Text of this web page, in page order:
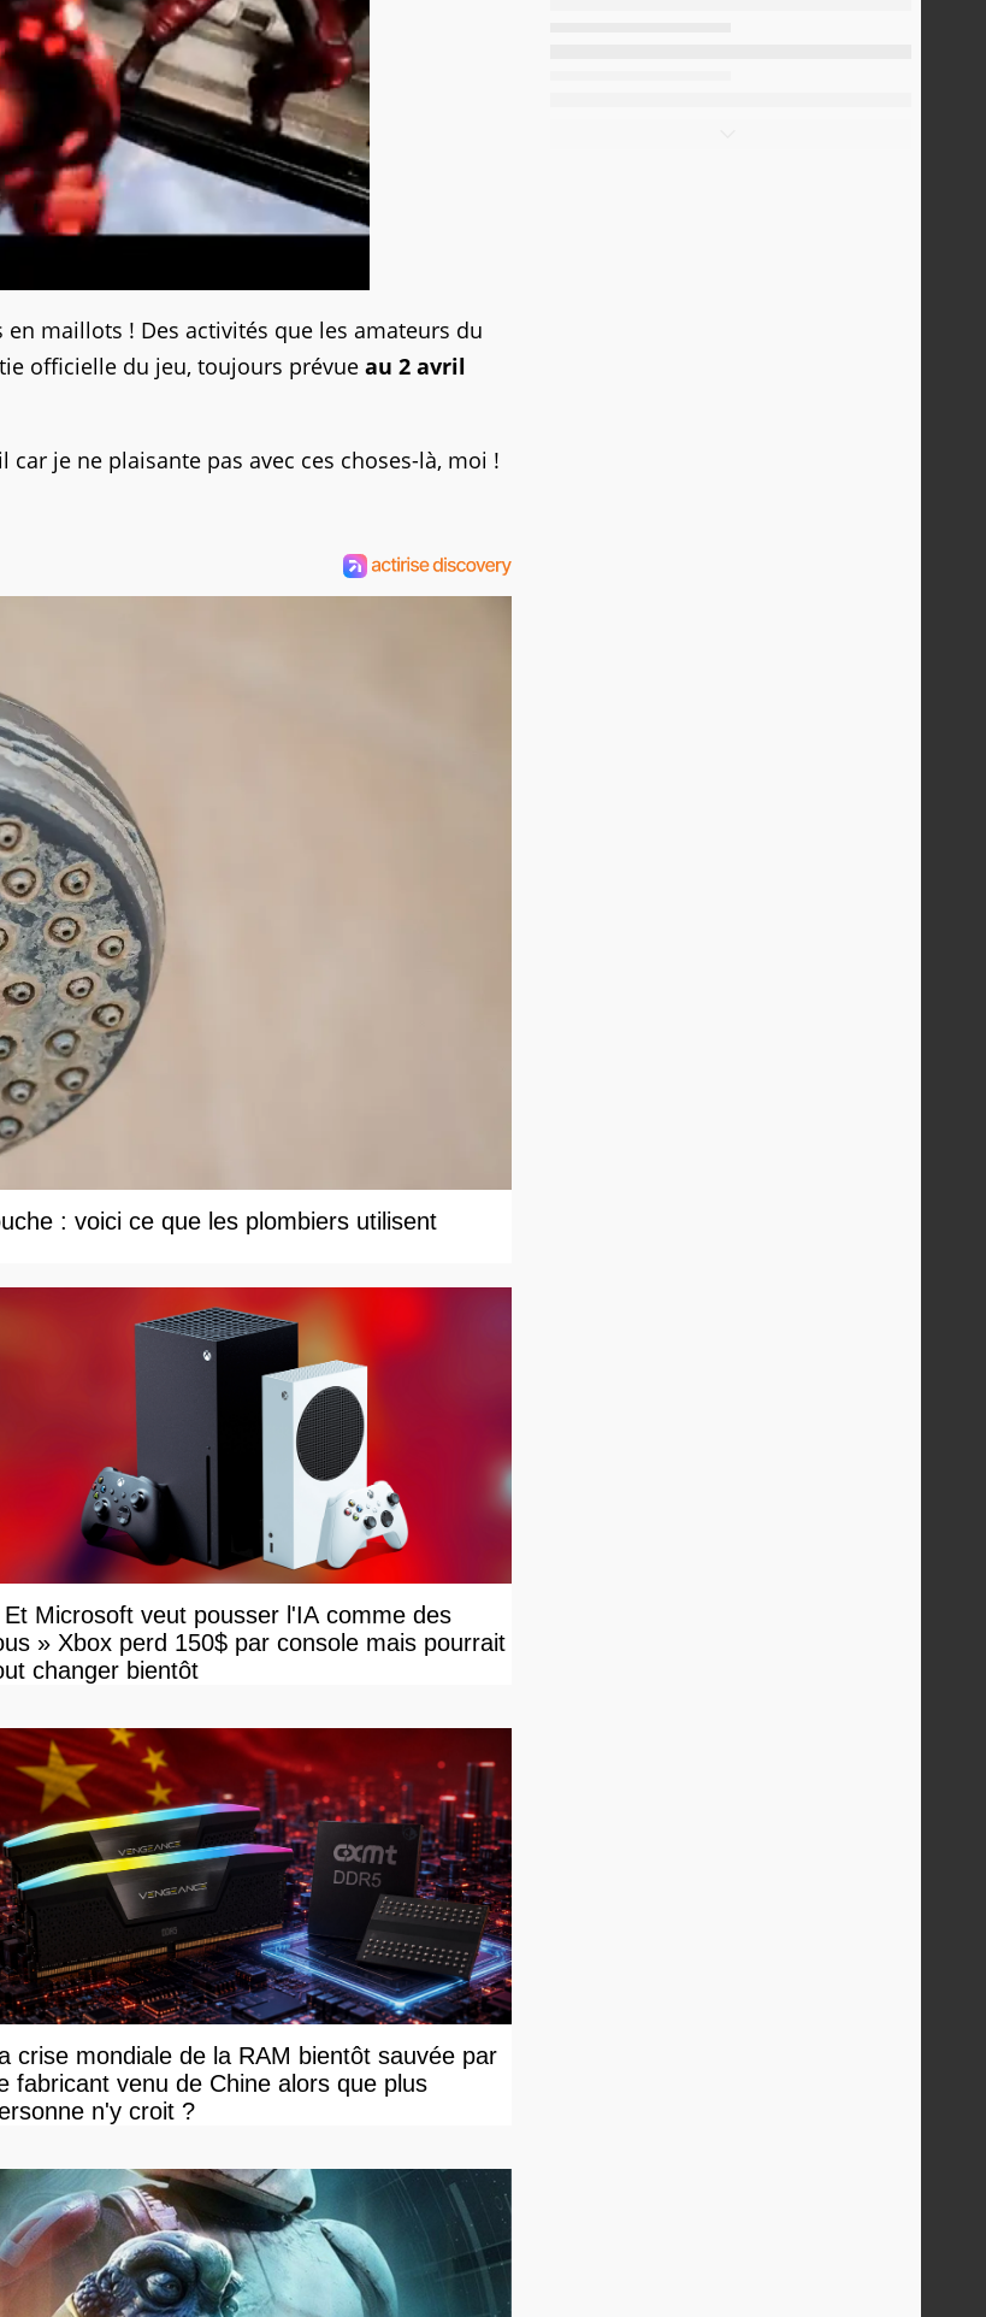
maillots ! Des activités que les amateurs du
officielle du jeu, toujours prévue au 2 avril
je ne plaisante pas avec ces choses-là, moi !
: voici ce que les plombiers utilisent
Et Microsoft veut pousser l'IA comme des
» Xbox perd 150$ par console mais pourrait
changer bientôt
crise mondiale de la RAM bientôt sauvée par
fabricant venu de Chine alors que plus
n'y croit ?